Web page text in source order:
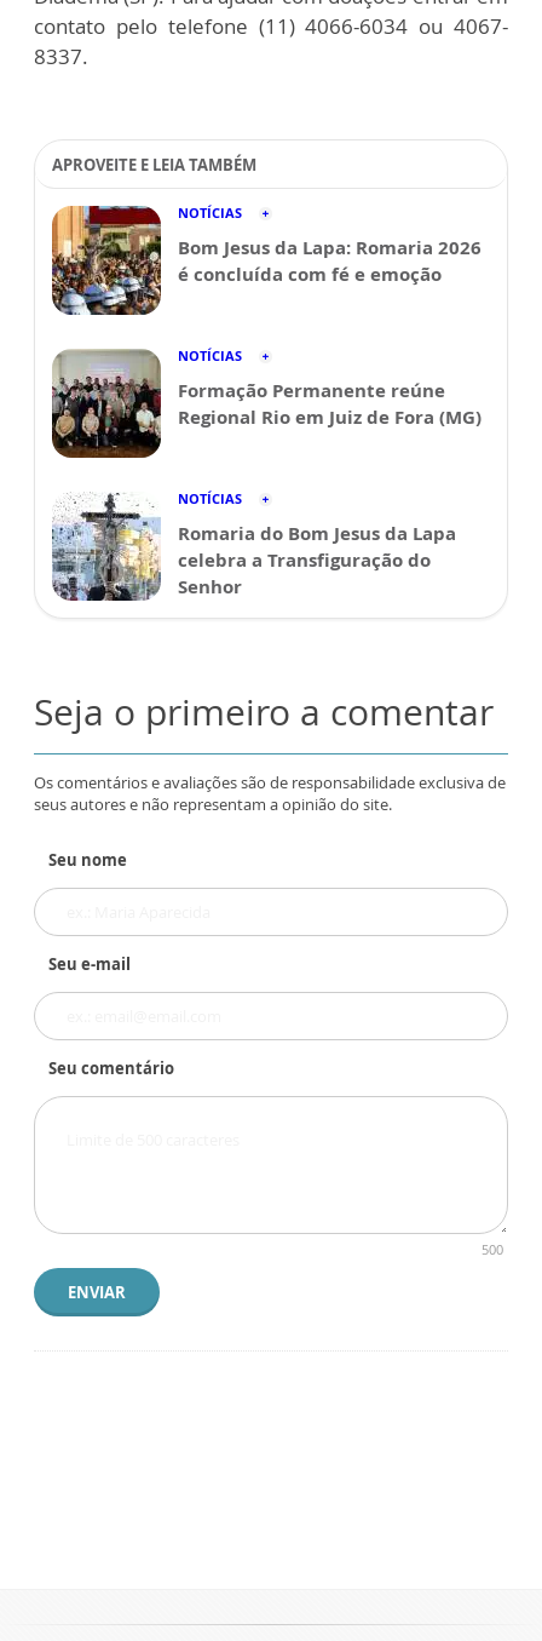
contato pelo telefone (11) 4066-6034 ou 4067-
8337.
APROVEITE E LEIA TAMBÉM
NOTÍCIAS
Bom Jesus da Lapa: Romaria 2026
é concluída com fé e emoção
NOTÍCIAS
Formação Permanente reúne
Regional Rio em Juiz de Fora (MG)
NOTÍCIAS
Romaria do Bom Jesus da Lapa
celebra a Transfiguração do
Senhor
Seja o primeiro a comentar
Os comentários e avaliações são de responsabilidade exclusiva de
seus autores e não representam a opinião do site.
Seu nome
Seu e-mail
Seu comentário
500
ENVIAR